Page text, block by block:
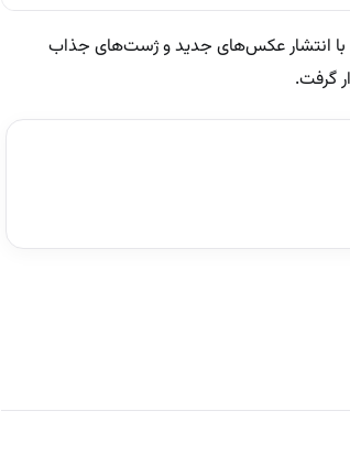
انتشار عکس‌های جدید و ژست‌های جذاب
گرفت.